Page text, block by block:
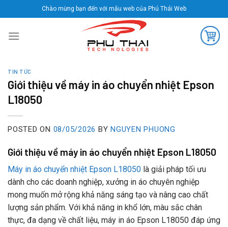
to
content
Chào mừng bạn đến với mẫu web của Phú Thái Web
TIN TỨC
Giới thiệu về máy in áo chuyển nhiệt Epson
L18050
POSTED ON 08/05/2026 BY NGUYEN PHUONG
Giới thiệu về máy in áo chuyển nhiệt Epson L18050
Máy in áo chuyển nhiệt Epson L18050 là giải pháp tối ưu
dành cho các doanh nghiệp, xưởng in áo chuyên nghiệp
mong muốn mở rộng khả năng sáng tạo và nâng cao chất
lượng sản phẩm. Với khả năng in khổ lớn, màu sắc chân
thực, đa dạng về chất liệu, máy in áo Epson L18050 đáp ứng